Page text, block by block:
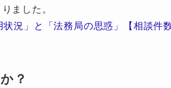
ました。
況」と「法務局の思惑」【相談件
？